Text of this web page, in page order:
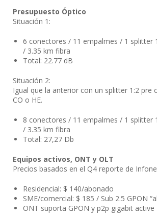
Presupuesto Óptico
Situación 1:
6 conectores / 11 empalmes / 1 splitter
/ 3.35 km fibra
Total: 22.77 dB
Situación 2:
Igual que la anterior con un splitter 1:2 pre
CO o HE.
8 conectores / 11 empalmes / 1 splitter
/ 3.35 km fibra
Total: 27,27 Db
Equipos activos, ONT y OLT
Precios basados en el Q4 reporte de
Residencial: $ 140/abonado
SME/comercial: $ 185 / Sub 2.5 GPON
ONT suporta GPON y p2p gigabit active